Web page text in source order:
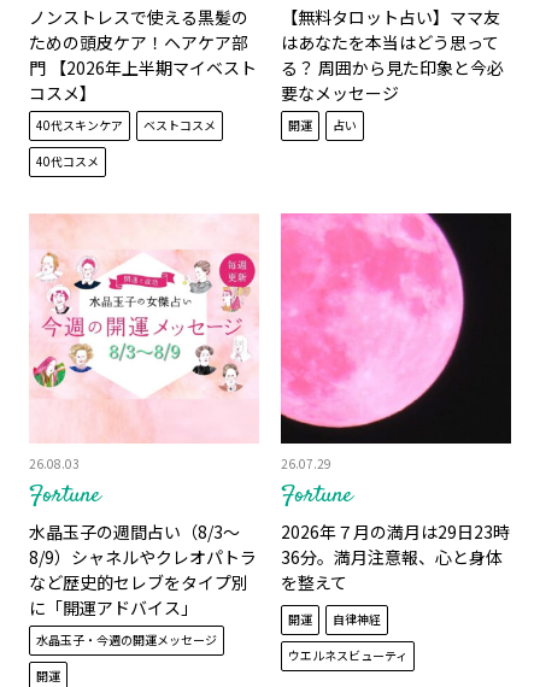
ノンストレスで使える黒髪の
ための頭皮ケア！ヘアケア部
門 【2026年上半期マイベスト
コスメ】
40代スキンケア
ベストコスメ
40代コスメ
【無料タロット占い】ママ友
はあなたを本当はどう思って
る？ 周囲から見た印象と今必
要なメッセージ
開運 占い
Fortune
26.08.03
水晶玉子の週間占い（8/3～
8/9）シャネルやクレオパトラ
など歴史的セレブをタイプ別
に「開運アドバイス」
水晶玉子・今週の開運メッセージ
開運
Fortune
26.07.29
2026年７月の満月は29日23時
36分。満月注意報、心と身体
を整えて
開運
自律神経
ウエルネスビューティ